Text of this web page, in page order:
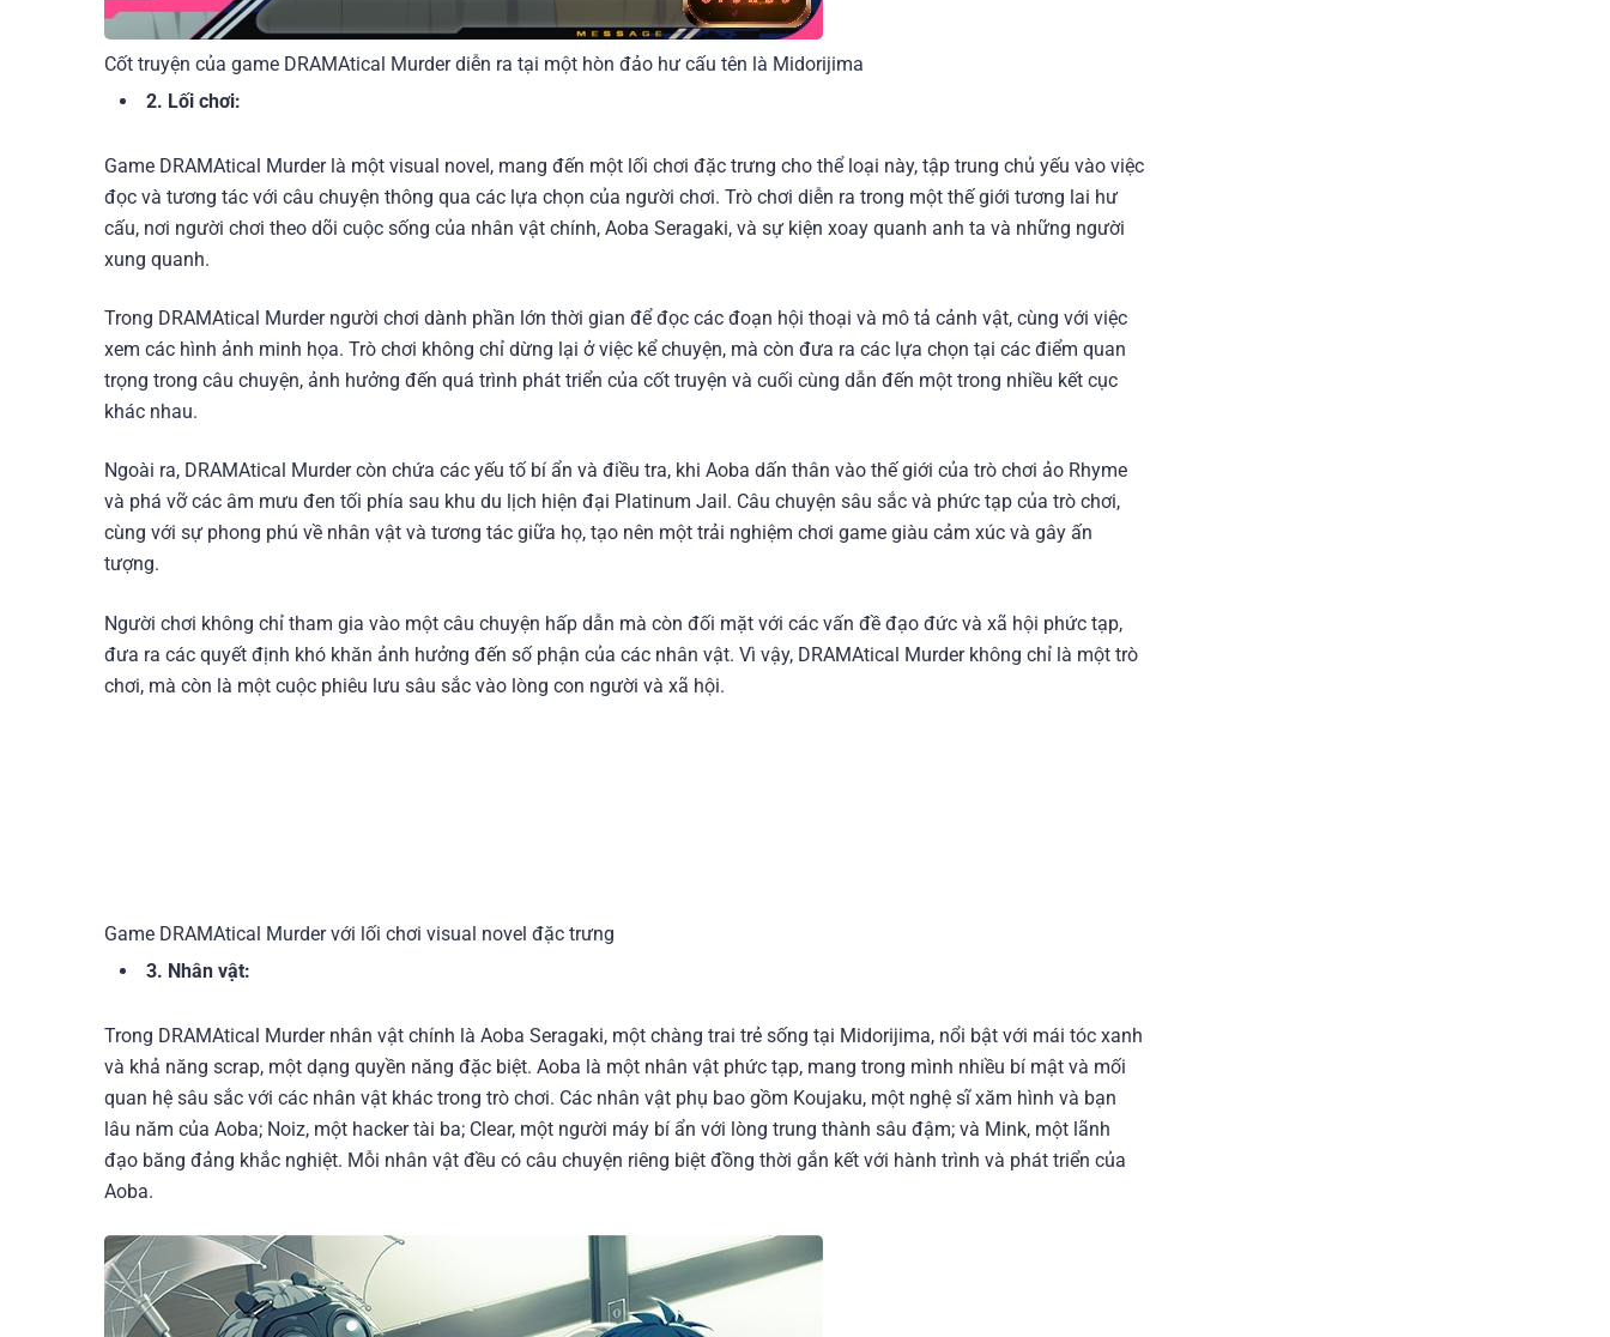
Cốt truyện của game DRAMAtical Murder diễn ra tại một hòn đảo hư cấu tên là Midorijima
2. Lối chơi:
Game DRAMAtical Murder là một visual novel, mang đến một lối chơi đặc trưng cho thể loại này, tập trung chủ yếu vào việc
đọc và tương tác với câu chuyện thông qua các lựa chọn của người chơi. Trò chơi diễn ra trong một thế giới tương lai hư
cấu, nơi người chơi theo dõi cuộc sống của nhân vật chính, Aoba Seragaki, và sự kiện xoay quanh anh ta và những người
xung quanh.
Trong DRAMAtical Murder người chơi dành phần lớn thời gian để đọc các đoạn hội thoại và mô tả cảnh vật, cùng với việc
xem các hình ảnh minh họa. Trò chơi không chỉ dừng lại ở việc kể chuyện, mà còn đưa ra các lựa chọn tại các điểm quan
trọng trong câu chuyện, ảnh hưởng đến quá trình phát triển của cốt truyện và cuối cùng dẫn đến một trong nhiều kết cục
khác nhau.
Ngoài ra, DRAMAtical Murder còn chứa các yếu tố bí ẩn và điều tra, khi Aoba dấn thân vào thế giới của trò chơi ảo Rhyme
và phá vỡ các âm mưu đen tối phía sau khu du lịch hiện đại Platinum Jail. Câu chuyện sâu sắc và phức tạp của trò chơi,
cùng với sự phong phú về nhân vật và tương tác giữa họ, tạo nên một trải nghiệm chơi game giàu cảm xúc và gây ấn
tượng.
Người chơi không chỉ tham gia vào một câu chuyện hấp dẫn mà còn đối mặt với các vấn đề đạo đức và xã hội phức tạp,
đưa ra các quyết định khó khăn ảnh hưởng đến số phận của các nhân vật. Vì vậy, DRAMAtical Murder không chỉ là một trò
chơi, mà còn là một cuộc phiêu lưu sâu sắc vào lòng con người và xã hội.
Game DRAMAtical Murder với lối chơi visual novel đặc trưng
3. Nhân vật:
Trong DRAMAtical Murder nhân vật chính là Aoba Seragaki, một chàng trai trẻ sống tại Midorijima, nổi bật với mái tóc xanh
và khả năng scrap, một dạng quyền năng đặc biệt. Aoba là một nhân vật phức tạp, mang trong mình nhiều bí mật và mối
quan hệ sâu sắc với các nhân vật khác trong trò chơi. Các nhân vật phụ bao gồm Koujaku, một nghệ sĩ xăm hình và bạn